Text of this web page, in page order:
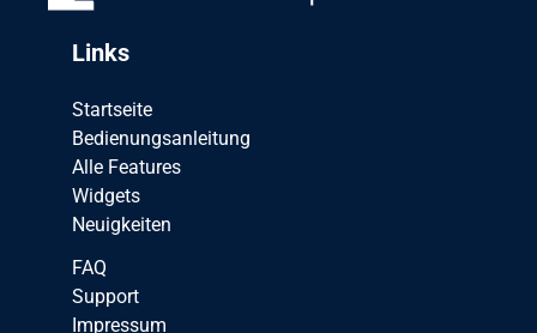
Links
Startseite
Bedienungsanleitung
Alle Features
Widgets
Neuigkeiten
FAQ
Support
Impressum